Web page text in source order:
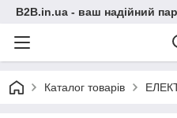
B2B.in.ua - ваш надійний
Каталог товарів